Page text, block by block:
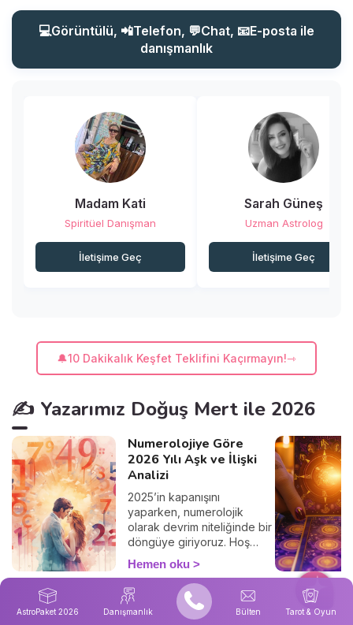
şu an içinde bulunduğunuz
durumu anlamak,
duygularınızı keşfetmek ve
farkındalığınızı artırmak için
kullanılır. Haydi başlayalım!
💻Görüntülü, 📲Telefon, 💬Chat, 📧E-posta ile
danışmanlık
Madam Kati
Spiritüel Danışman
İletişime Geç
Sarah Güneş
Uzman Astrolog
İletişime Geç
🔔10 Dakikalık Keşfet Teklifini Kaçırmayın!
✍️ Yazarımız Doğuş Mert ile 2026
Numerolojiye Göre
2026 Yılı Aşk ve İlişki
Analizi
2025’in kapanışını
yaparken, numerolojik
olarak devrim niteliğinde bir
döngüye giriyoruz. Hoş
geldin 2026, hoş geldin
Evrensel "1" Yılı! Bu sayı; 9
yıllık bir döngünün ilk adımı,
yani aşkta kartların yeniden
dağıtıldığı andır. "1" enerjisi
Hemen oku
AstroPaket 2026 Danışmanlık Bülten Tarot & Oyun